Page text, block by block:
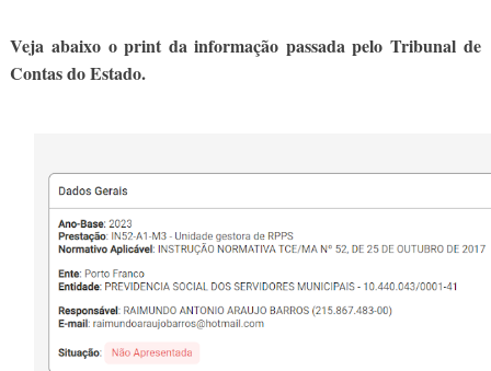
Veja abaixo o print da informação passada pelo Tribunal de
Contas do Estado.